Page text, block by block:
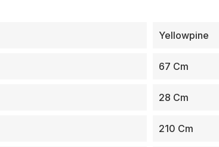
Yellowpine
67 Cm
28 Cm
210 Cm